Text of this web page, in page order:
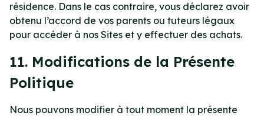
résidence. Dans le cas contraire, vous déclarez avoir
obtenu l’accord de vos parents ou tuteurs légaux
pour accéder à nos Sites et y effectuer des achats.
11. Modifications de la Présente
Politique
Nous pouvons modifier à tout moment la présente